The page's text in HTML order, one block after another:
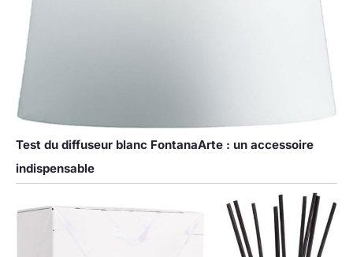
Test du diffuseur blanc FontanaArte : un accessoire
indispensable